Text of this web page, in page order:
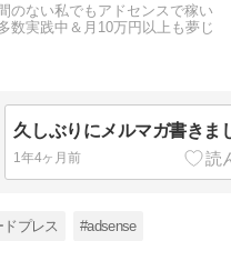
のない私でもアドセンスで稼い
数実践中＆月10万円以上も夢じ
久しぶりにメルマガ書きま
1年4ヶ月前
ドプレス #adsense